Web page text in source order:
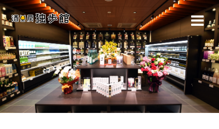
コ
ン
テ
ン
ツ
へ
ス
キ
ッ
プ